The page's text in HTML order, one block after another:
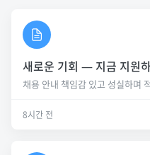
새로운 기회 — 지금 지원
채용 안내 책임감 있고 성실하며
8시간 전